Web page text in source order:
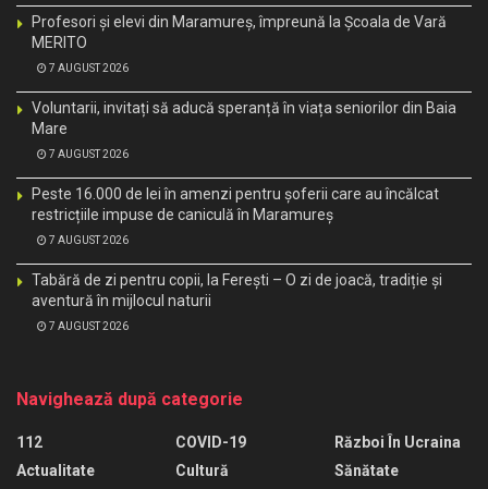
Profesori și elevi din Maramureș, împreună la Școala de Vară
MERITO
7 AUGUST 2026
Voluntarii, invitați să aducă speranță în viața seniorilor din Baia
Mare
7 AUGUST 2026
Peste 16.000 de lei în amenzi pentru șoferii care au încălcat
restricțiile impuse de caniculă în Maramureș
7 AUGUST 2026
Tabără de zi pentru copii, la Ferești – O zi de joacă, tradiție și
aventură în mijlocul naturii
7 AUGUST 2026
Navighează după categorie
112
Actualitate
COVID-19
Cultură
Război În Ucraina
Sănătate